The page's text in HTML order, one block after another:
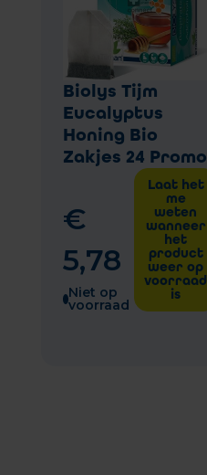
Biolys Tijm
Eucalyptus
Honing Bio
Zakjes 24 Promo
€
5,78
Niet op
voorraad
Laat het
me
weten
wanneer
het
product
weer op
voorraad
is